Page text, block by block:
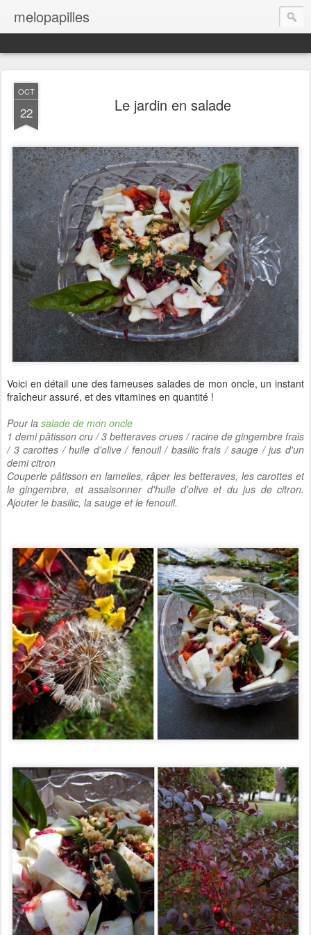
melopapilles
OCT
22 Le jardin en salade
Voici en détail une des fameuses salades de mon oncle, un instant
fraîcheur assuré, et des vitamines en quantité !
Pour la salade de mon oncle
1 demi pâtisson cru / 3 betteraves crues / racine de gingembre frais
/ 3 carottes / huile d'olive / fenouil / basilic frais / sauge / jus d'un
demi citron
Couperle pâtisson en lamelles, râper les betteraves, les carottes et
le gingembre, et assaisonner d'huile d'olive et du jus de citron.
Ajouter le basilic, la sauge et le fenouil.